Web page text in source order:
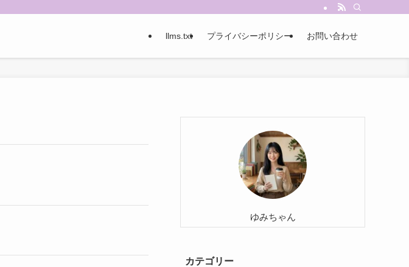
llms.txt プライバシーポリシー お問い合わせ
ゆみちゃん
カテゴリー